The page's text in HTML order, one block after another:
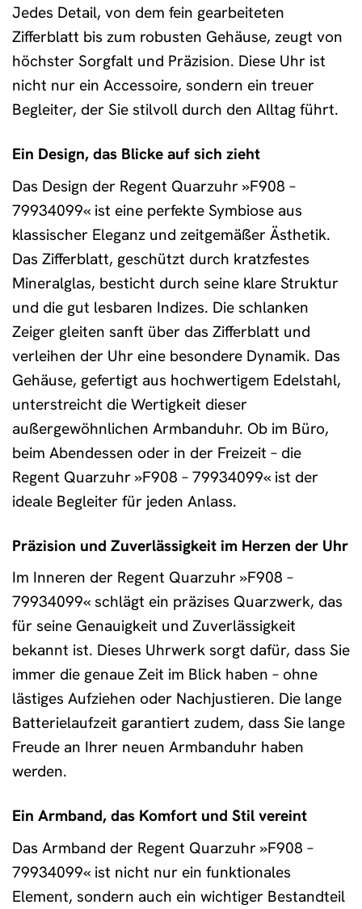
Jedes Detail, von dem fein gearbeiteten
Zifferblatt bis zum robusten Gehäuse, zeugt von
höchster Sorgfalt und Präzision. Diese Uhr ist
nicht nur ein Accessoire, sondern ein treuer
Begleiter, der Sie stilvoll durch den Alltag führt.
Ein Design, das Blicke auf sich zieht
Das Design der Regent Quarzuhr »F908 –
79934099« ist eine perfekte Symbiose aus
klassischer Eleganz und zeitgemäßer Ästhetik.
Das Zifferblatt, geschützt durch kratzfestes
Mineralglas, besticht durch seine klare Struktur
und die gut lesbaren Indizes. Die schlanken
Zeiger gleiten sanft über das Zifferblatt und
verleihen der Uhr eine besondere Dynamik. Das
Gehäuse, gefertigt aus hochwertigem Edelstahl,
unterstreicht die Wertigkeit dieser
außergewöhnlichen Armbanduhr. Ob im Büro,
beim Abendessen oder in der Freizeit – die
Regent Quarzuhr »F908 – 79934099« ist der
ideale Begleiter für jeden Anlass.
Präzision und Zuverlässigkeit im Herzen der Uhr
Im Inneren der Regent Quarzuhr »F908 –
79934099« schlägt ein präzises Quarzwerk, das
für seine Genauigkeit und Zuverlässigkeit
bekannt ist. Dieses Uhrwerk sorgt dafür, dass Sie
immer die genaue Zeit im Blick haben – ohne
lästiges Aufziehen oder Nachjustieren. Die lange
Batterielaufzeit garantiert zudem, dass Sie lange
Freude an Ihrer neuen Armbanduhr haben
werden.
Ein Armband, das Komfort und Stil vereint
Das Armband der Regent Quarzuhr »F908 –
79934099« ist nicht nur ein funktionales
Element, sondern auch ein wichtiger Bestandteil